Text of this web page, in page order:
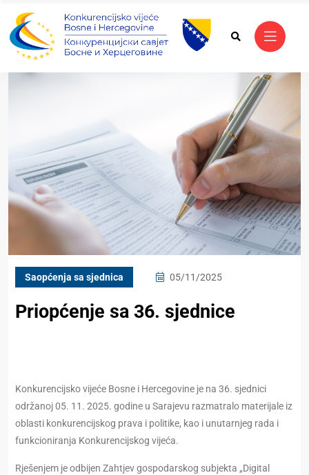
Saopćenja sa sjednica 05/11/2025
Priopćenje sa 36. sjednice
Konkurencijsko vijeće Bosne i Hercegovine je na 36. sjednici
održanoj 05. 11. 2025. godine u Sarajevu razmatralo materijale iz
oblasti konkurencijskog prava i politike, kao i unutarnjeg rada i
funkcioniranja Konkurencijskog vijeća.
Rješenjem je odbijen Zahtjev gospodarskog subjekta „Digital